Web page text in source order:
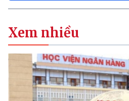
Xem nhiều